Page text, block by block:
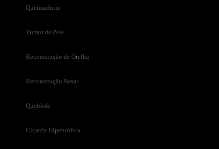
Queimaduras
Tumor de Pele
Reconstrução de Orelha
Reconstrução Nasal
Quelóide
Cicatriz Hipertrófica